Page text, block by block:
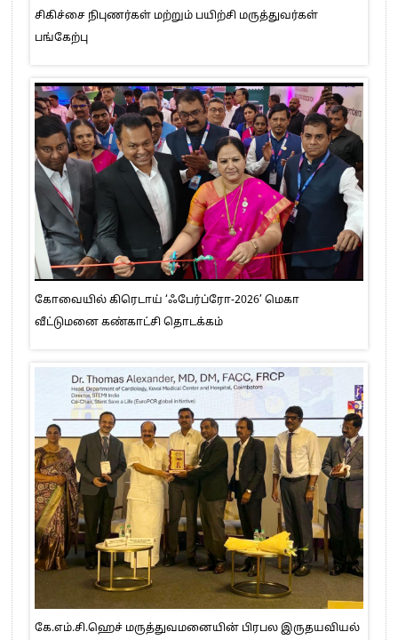
சிகிச்சை நிபுணர்கள் மற்றும் பயிற்சி மருத்துவர்கள்
பங்கேற்பு
கோவையில் கிரெடாய் ‘ஃபேர்ப்ரோ-2026’ மெகா
வீட்டுமனை கண்காட்சி தொடக்கம்
கே.எம்.சி.ஹெச் மருத்துவமனையின் பிரபல இருதயவியல்